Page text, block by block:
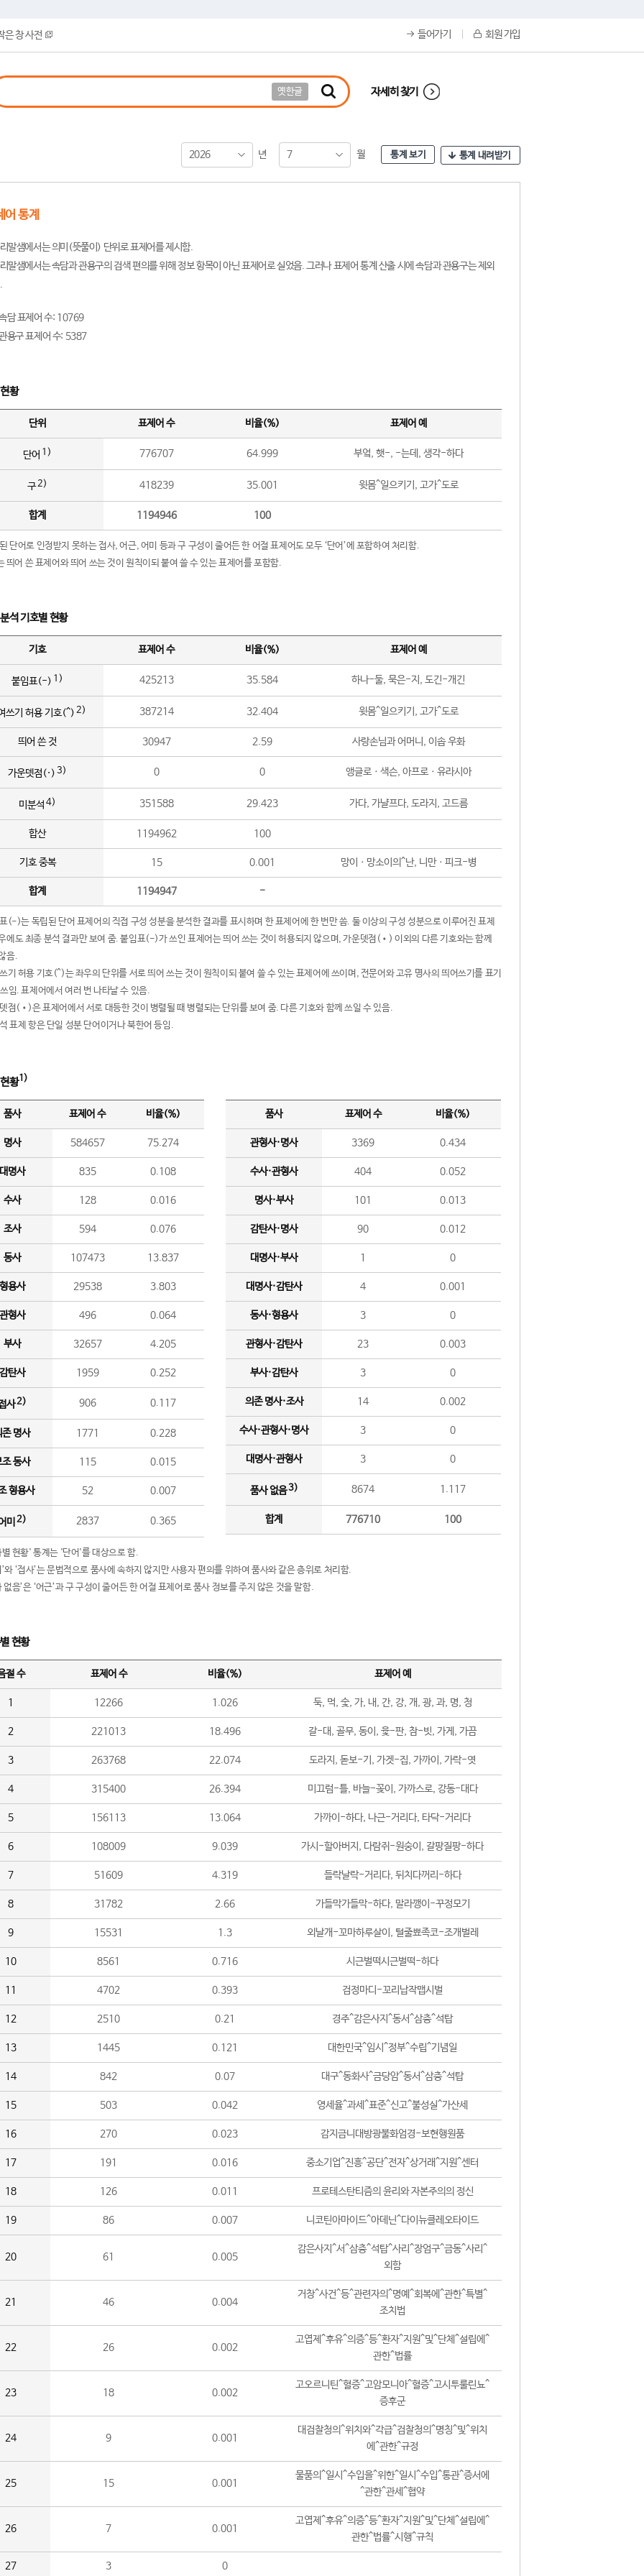
은 창 사전 들어가기 회원 가입
옛한글 자세히 찾기
2026 년 7 월 통계 보기 통계 내려받기
어 통계
말샘에서는 의미(뜻풀이) 단위로 표제어를 제시함.
말샘에서는 속담과 관용구의 검색 편의를 위해 정보 항목이 아닌 표제어로 실었음. 그러나 표제어 통계 산출 시에 속담과 관용구는 제외
담 표제어 수: 10769
용구 표제어 수: 5387
황
단위 표제어 수 비율(%) 표제어 예
단어 1) 776707 64.999 부엌, 햇-, -는데, 생각-하다
구2) 418239 35.001 윗몸^일으키기, 고가^도로
합계 1194946 100
단어로 인정받지 못하는 접사, 어근, 어미 등과 구 구성이 줄어든 한 어절 표제어도 모두 ‘단어’에 포함하여 처리함.
띄어 쓴 표제어와 띄어 쓰는 것이 원칙이되 붙여 쓸 수 있는 표제어를 포함함.
석 기호별 현황
기호 표제어 수 비율(%) 표제어 예
붙임표(-) 1) 425213 35.584 하나-둘, 묵은-지, 도긴-개긴
쓰기 허용 기호(^) 2) 387214 32.404 윗몸^일으키기, 고가^도로
띄어 쓴 것 30947 2.59 사랑손님과 어머니, 이솝 우화
가운뎃점(·) 3) 0 0 앵글로ㆍ색슨, 아프로ㆍ유라시아
미분석 4) 351588 29.423 가다, 가냘프다, 도라지, 고드름
합산 1194962 100
기호 중복 15 0.001 망이ㆍ망소이의^난, 니만ㆍ피크-병
합계 1194947 -
(-)는 독립된 단어 표제어의 직접 구성 성분을 분석한 결과를 표시하며 한 표제어에 한 번만 씀. 둘 이상의 구성 성분으로 이루어진 표제
에도 최종 분석 결과만 보여 줌. 붙임표(-)가 쓰인 표제어는 띄어 쓰는 것이 허용되지 않으며, 가운뎃점(•) 이외의 다른 기호와는 함께
음.
기 허용 기호(^)는 좌우의 단위를 서로 띄어 쓰는 것이 원칙이되 붙여 쓸 수 있는 표제어에 쓰이며, 전문어와 고유 명사의 띄어쓰기를 표기
임. 표제어에서 여러 번 나타날 수 있음.
점(•)은 표제어에서 서로 대등한 것이 병렬될 때 병렬되는 단위를 보여 줌. 다른 기호와 함께 쓰일 수 있음.
표제 항은 단일 성분 단어이거나 북한어 등임.
황1)
품사 표제어 수 비율(%)
명사 584657 75.274
명사 835 0.108
수사 128 0.016
조사 594 0.076
동사 107473 13.837
용사 29538 3.803
형사 496 0.064
부사 32657 4.205
탄사 1959 0.252
사2) 906 0.117
존 명사 1771 0.228
조 동사 115 0.015
형용사 52 0.007
미 2) 2837 0.365
품사 표제어 수 비율(%)
관형사·명사 3369 0.434
수사·관형사 404 0.052
명사·부사 101 0.013
감탄사·명사 90 0.012
대명사·부사 1 0
대명사·감탄사 4 0.001
동사·형용사 3 0
관형사·감탄사 23 0.003
부사·감탄사 3 0
의존 명사·조사 14 0.002
수사·관형사·명사 3 0
대명사·관형사 3 0
품사 없음3) 8674 1.117
합계 776710 100
현황' 통계는 '단어'를 대상으로 함.
와 ‘접사’는 문법적으로 품사에 속하지 않지만 사용자 편의를 위하여 품사와 같은 층위로 처리함.
없음’은 ‘어근’과 구 구성이 줄어든 한 어절 표제어로 품사 정보를 주지 않은 것을 말함.
현황
절 수 표제어 수 비율(%) 표제어 예
1 12266 1.026 둑, 먹, 숯, 가, 내, 간, 강, 개, 광, 과, 명, 청
2 221013 18.496 갈-대, 골무, 동이, 윷-판, 참-빗, 가게, 가끔
3 263768 22.074 도라지, 돋보-기, 가겟-집, 가까이, 가락-엿
4 315400 26.394 미끄럼-틀, 바늘-꽂이, 가까스로, 강동-대다
5 156113 13.064 가까이-하다, 나근-거리다, 타닥-거리다
6 108009 9.039 가시-할아버지, 다람쥐-원숭이, 갈팡질팡-하다
7 51609 4.319 들락날락-거리다, 뒤치다꺼리-하다
8 31782 2.66 가들막가들막-하다, 말라깽이-꾸정모기
9 15531 1.3 외날개-꼬마하루살이, 털줄뾰족코-조개벌레
10 8561 0.716 시근벌떡시근벌떡-하다
11 4702 0.393 검정마디-꼬리납작맵시벌
12 2510 0.21 경주^감은사지^동서^삼층^석탑
13 1445 0.121 대한민국^임시^정부^수립^기념일
14 842 0.07 대구^동화사^금당암^동서^삼층^석탑
15 503 0.042 영세율^과세^표준^신고^불성실^가산세
16 270 0.023 감지금니대방광불화엄경-보현행원품
17 191 0.016 중소기업^진흥^공단^전자^상거래^지원^센터
18 126 0.011 프로테스탄티즘의 윤리와 자본주의의 정신
19 86 0.007 니코틴아마이드^아데닌^다이뉴클레오타이드
20 61 0.005
감은사지^서^삼층^석탑^사리^장엄구^금동^사리^
외함
21 46 0.004
거창^사건^등^관련자의^명예^회복에^관한^특별^
조치법
22 26 0.002
고엽제^후유^의증^등^환자^지원^및^단체^설립에^
관한^법률
23 18 0.002
고오르니틴^혈증^고암모니아^혈증^고시투룰린뇨^
증후군
24 9 0.001
대검찰청의^위치와^각급^검찰청의^명칭^및^위치
에^관한^규정
25 15 0.001
물품의^일시^수입을^위한^일시^수입^통관^증서에
^관한^관세^협약
26 7 0.001
고엽제^후유^의증^등^환자^지원^및^단체^설립에^
관한^법률^시행^규칙
27 3 0